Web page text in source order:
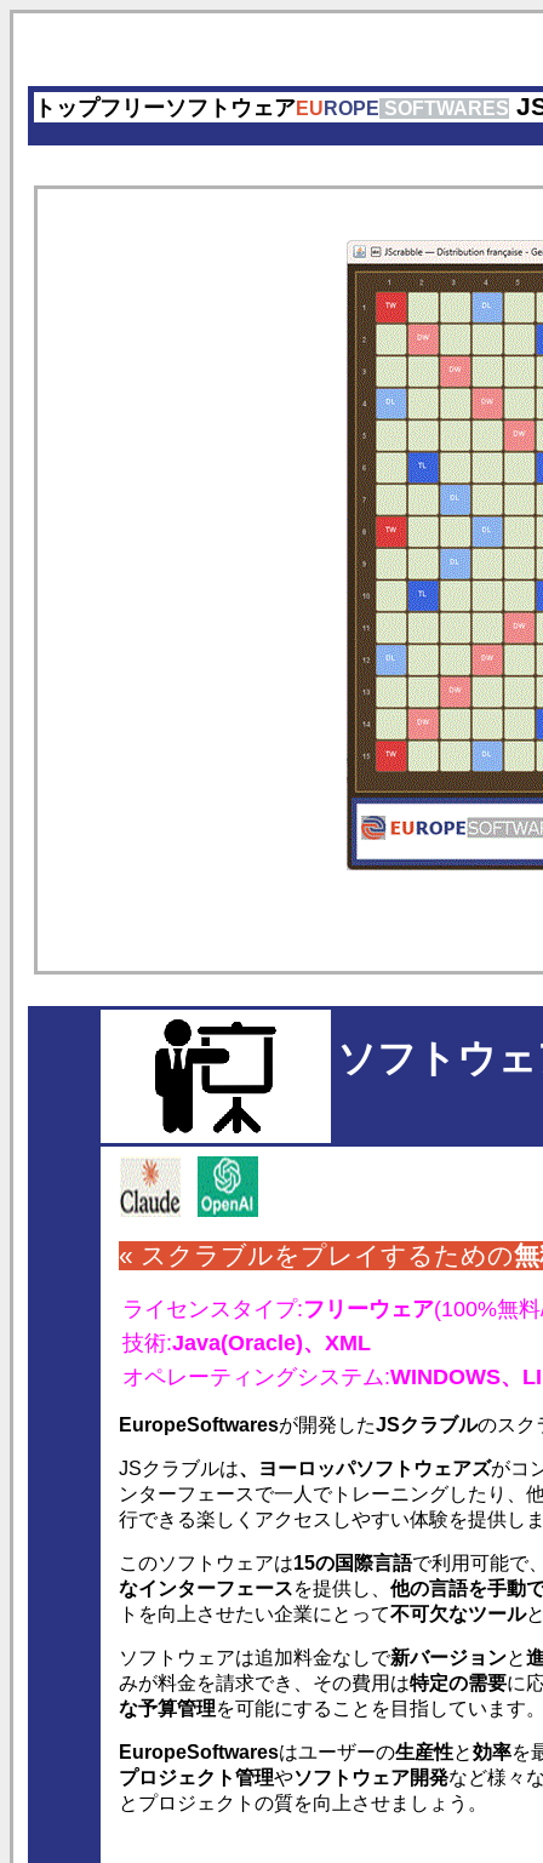
トップフリーソフトウェアEU ROPE SOFTWARES
ソフトウ
« スクラブルをプレイするための
ライセンスタイプ:フリーウェア(100%無
技術:Java(Oracle)、 XML
オペレーティングシステム:WINDOWS、
EuropeSoftwaresが開発したJSクラブルのスク
JSクラブルは、ヨーロッパソフトウェアズがコ
ンターフェースで一人でトレーニングしたり、
行できる楽しくアクセスしやすい体験を提供し
このソフトウェアは15の国際言語で利用可能で
なインターフェースを提供し、 他の言語を手動
トを向上させたい企業にとって不可欠なツール
ソフトウェアは追加料金なしで新バージョンと
みが料金を請求でき、その費用は特定の需要に
な予算管理を可能にすることを目指しています
EuropeSoftwaresはユーザーの生産性と効率を
プロジェクト管理やソフトウェア開発など様々
とプロジェクトの質を向上させましょう。